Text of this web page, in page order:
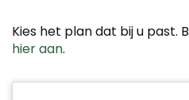
Kies het plan dat bij u past.
hier aan.